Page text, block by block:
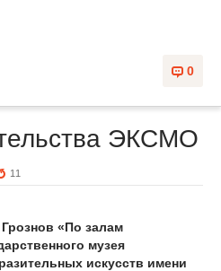
0
ЭКСМО
11
«По залам
музея
искусств имени